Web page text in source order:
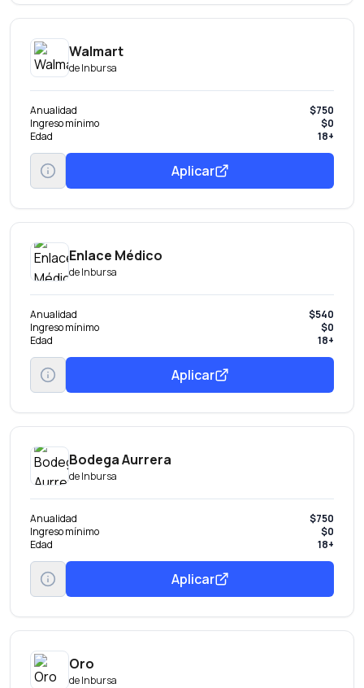
Walmart
deInbursa
Anualidad
$750
Ingreso mínimo
$0
Edad
18+
Aplicar
Enlace Médico
deInbursa
Anualidad
$540
Ingreso mínimo
$0
Edad
18+
Aplicar
Bodega Aurrera
deInbursa
Anualidad
$750
Ingreso mínimo
$0
Edad
18+
Aplicar
Oro
deInbursa